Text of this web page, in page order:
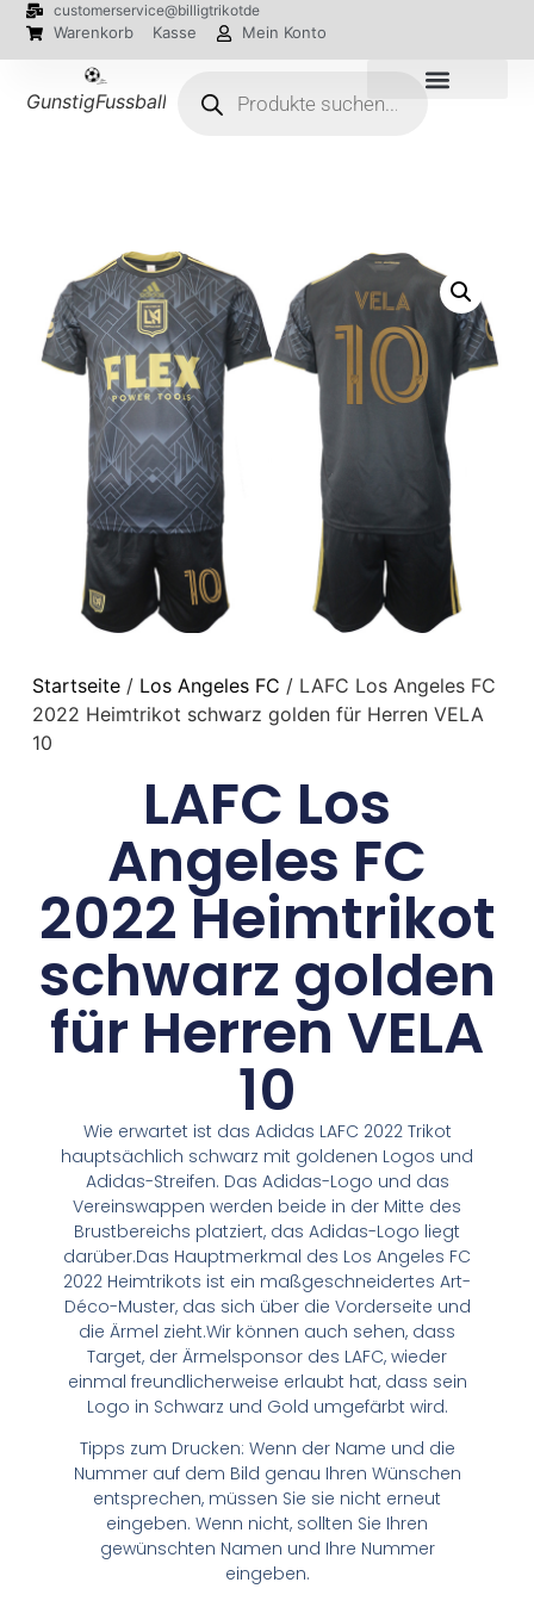
customerservice@billigtrikotde
Warenkorb Kasse Mein Konto
GunstigFussballTrikot
Startseite/ Los Angeles FC / LAFC Los Angeles FC
2022 Heimtrikot schwarz golden für Herren VELA
10
LAFC Los
Angeles FC
2022 Heimtrikot
schwarz golden
für Herren VELA
10
Wie erwartet ist das Adidas LAFC 2022 Trikot
hauptsächlich schwarz mit goldenen Logos und
Adidas-Streifen. Das Adidas-Logo und das
Vereinswappen werden beide in der Mitte des
Brustbereichs platziert, das Adidas-Logo liegt
darüber.Das Hauptmerkmal des Los Angeles FC
2022 Heimtrikots ist ein maßgeschneidertes Art-
Déco-Muster, das sich über die Vorderseite und
die Ärmel zieht.Wir können auch sehen, dass
Target, der Ärmelsponsor des LAFC, wieder
einmal freundlicherweise erlaubt hat, dass sein
Logo in Schwarz und Gold umgefärbt wird.
Tipps zum Drucken: Wenn der Name und die
Nummer auf dem Bild genau Ihren Wünschen
entsprechen, müssen Sie sie nicht erneut
eingeben. Wenn nicht, sollten Sie Ihren
gewünschten Namen und Ihre Nummer
eingeben.